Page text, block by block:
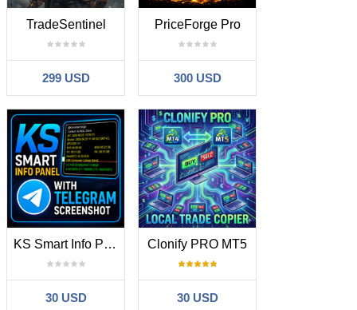
TradeSentinel
299 USD
PriceForge Pro
300 USD
KS Smart Info Panel With Telegram Screenshot
30 USD
Clonify PRO MT5
30 USD